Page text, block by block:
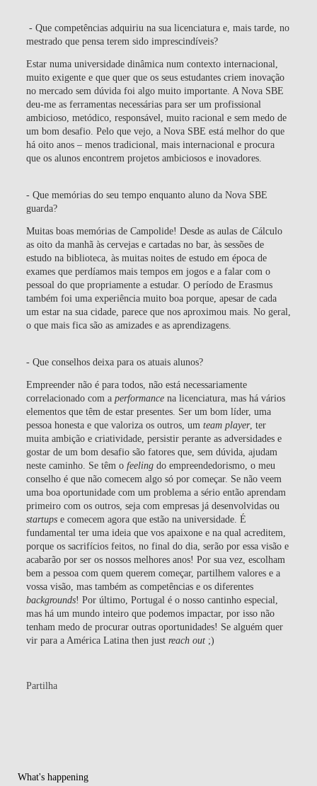
- Que competências adquiriu na sua licenciatura e, mais tarde, no
mestrado que pensa terem sido imprescindíveis?
Estar numa universidade dinâmica num contexto internacional,
muito exigente e que quer que os seus estudantes criem inovação
no mercado sem dúvida foi algo muito importante. A Nova SBE
deu-me as ferramentas necessárias para ser um profissional
ambicioso, metódico, responsável, muito racional e sem medo de
um bom desafio. Pelo que vejo, a Nova SBE está melhor do que
há oito anos – menos tradicional, mais internacional e procura
que os alunos encontrem projetos ambiciosos e inovadores.
- Que memórias do seu tempo enquanto aluno da Nova SBE
guarda?
Muitas boas memórias de Campolide! Desde as aulas de Cálculo
as oito da manhã às cervejas e cartadas no bar, às sessões de
estudo na biblioteca, às muitas noites de estudo em época de
exames que perdíamos mais tempos em jogos e a falar com o
pessoal do que propriamente a estudar. O período de Erasmus
também foi uma experiência muito boa porque, apesar de cada
um estar na sua cidade, parece que nos aproximou mais. No geral,
o que mais fica são as amizades e as aprendizagens.
- Que conselhos deixa para os atuais alunos?
Empreender não é para todos, não está necessariamente
correlacionado com a performancena licenciatura, mas há vários
elementos que têm de estar presentes. Ser um bom líder, uma
pessoa honesta e que valoriza os outros, um team player, ter
muita ambição e criatividade, persistir perante as adversidades e
gostar de um bom desafio são fatores que, sem dúvida, ajudam
neste caminho. Se têm o feelingdo empreendedorismo, o meu
conselho é que não comecem algo só por começar. Se não veem
uma boa oportunidade com um problema a sério então aprendam
primeiro com os outros, seja com empresas já desenvolvidas ou
startupse comecem agora que estão na universidade. É
fundamental ter uma ideia que vos apaixone e na qual acreditem,
porque os sacrifícios feitos, no final do dia, serão por essa visão e
acabarão por ser os nossos melhores anos! Por sua vez, escolham
bem a pessoa com quem querem começar, partilhem valores e a
vossa visão, mas também as competências e os diferentes
backgrounds! Por último, Portugal é o nosso cantinho especial,
mas há um mundo inteiro que podemos impactar, por isso não
tenham medo de procurar outras oportunidades! Se alguém quer
vir para a América Latina then just reach out;)
Partilha
What's happening